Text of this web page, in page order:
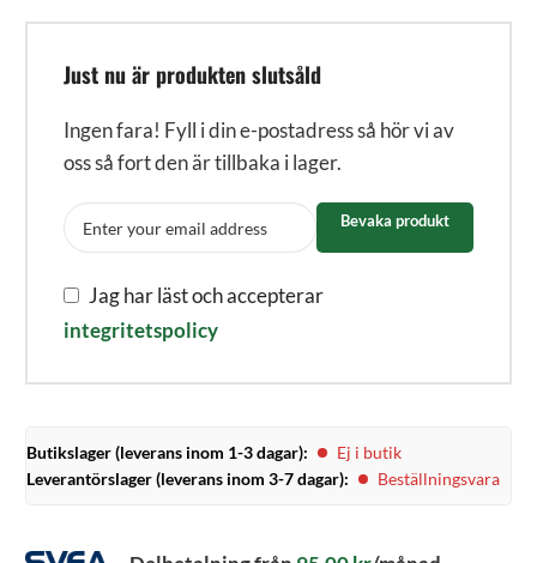
Just nu är produkten slutsåld
Ingen fara! Fyll i din e-postadress så hör vi av
oss så fort den är tillbaka i lager.
Bevaka produkt
Jag har läst och accepterar
integritetspolicy
Butikslager (leverans inom 1-3 dagar):
Ej i butik
Leverantörslager (leverans inom 3-7 dagar):
Beställningsvara